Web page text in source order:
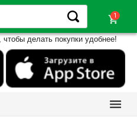
shopping_cart
делать покупки удобнее!
